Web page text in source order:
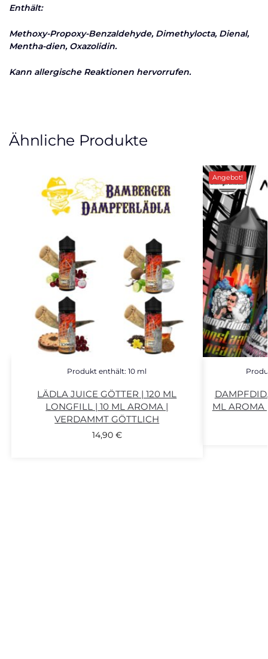
Enthält:
Methoxy-Propoxy-Benzaldehyde, Dimethylocta, Dienal,
Mentha-dien, Oxazolidin.
Kann allergische Reaktionen hervorrufen.
Ähnliche Produkte
Produkt enthält: 10 ml
LÄDLA JUICE GÖTTER | 120 ML
LONGFILL | 10 ML AROMA |
VERDAMMT GÖTTLICH
14,90 €
Angebot!
ML AROMA